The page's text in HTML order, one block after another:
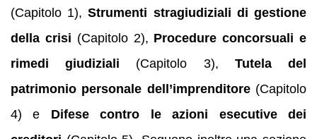
(Capitolo 1),Strumenti stragiudiziali di gestione
della crisi (Capitolo 2), Procedure concorsuali e
rimedi giudiziali (Capitolo 3), Tutela del
patrimonio personale dell’imprenditore(Capitolo
4) e Difese contro le azioni esecutive dei